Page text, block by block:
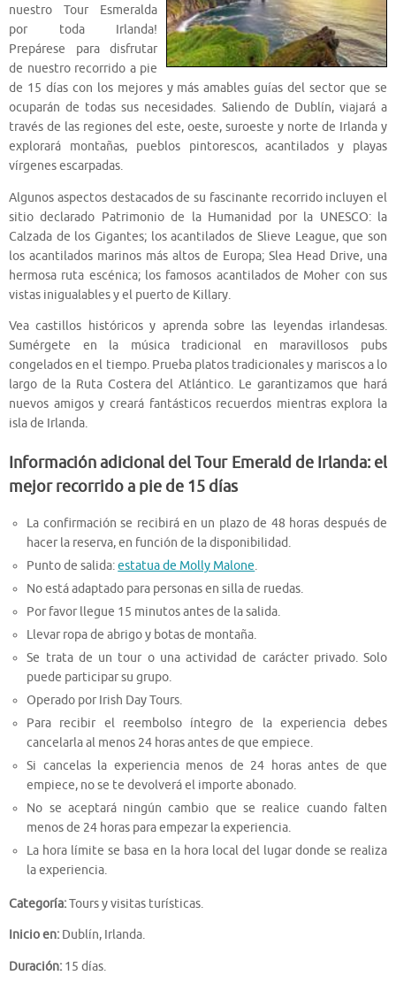
nuestro Tour Esmeralda
por toda Irlanda!
Prepárese para disfrutar
de nuestro recorrido a pie
de 15 días con los mejores y más amables guías del sector que se
ocuparán de todas sus necesidades. Saliendo de Dublín, viajará a
través de las regiones del este, oeste, suroeste y norte de Irlanda y
explorará montañas, pueblos pintorescos, acantilados y playas
vírgenes escarpadas.
Algunos aspectos destacados de su fascinante recorrido incluyen el
sitio declarado Patrimonio de la Humanidad por la UNESCO: la
Calzada de los Gigantes; los acantilados de Slieve League, que son
los acantilados marinos más altos de Europa; Slea Head Drive, una
hermosa ruta escénica; los famosos acantilados de Moher con sus
vistas inigualables y el puerto de Killary.
Vea castillos históricos y aprenda sobre las leyendas irlandesas.
Sumérgete en la música tradicional en maravillosos pubs
congelados en el tiempo. Prueba platos tradicionales y mariscos a lo
largo de la Ruta Costera del Atlántico. Le garantizamos que hará
nuevos amigos y creará fantásticos recuerdos mientras explora la
isla de Irlanda.
Información adicional del Tour Emerald de Irlanda: el
mejor recorrido a pie de 15 días
La confirmación se recibirá en un plazo de 48 horas después de
hacer la reserva, en función de la disponibilidad.
Punto de salida:estatua de Molly Malone.
No está adaptado para personas en silla de ruedas.
Por favor llegue 15 minutos antes de la salida.
Llevar ropa de abrigo y botas de montaña.
Se trata de un tour o una actividad de carácter privado. Solo
puede participar su grupo.
Operado por Irish Day Tours.
Para recibir el reembolso íntegro de la experiencia debes
cancelarla al menos 24 horas antes de que empiece.
Si cancelas la experiencia menos de 24 horas antes de que
empiece, no se te devolverá el importe abonado.
No se aceptará ningún cambio que se realice cuando falten
menos de 24 horas para empezar la experiencia.
La hora límite se basa en la hora local del lugar donde se realiza
la experiencia.
Categoría:Tours y visitas turísticas.
Inicio en: Dublín, Irlanda.
Duración: 15 días.